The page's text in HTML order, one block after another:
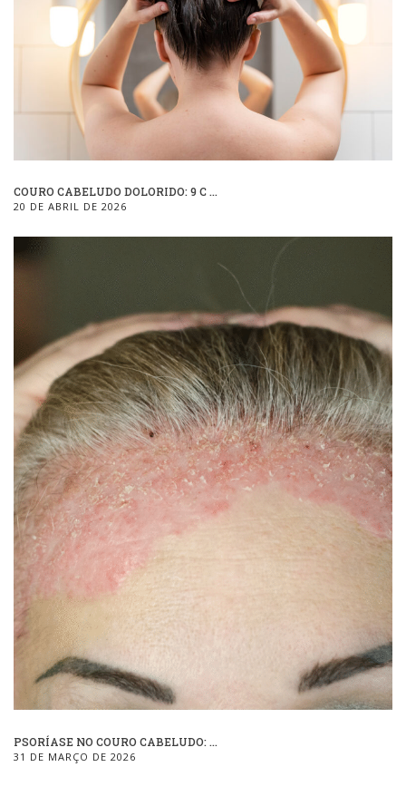
COURO CABELUDO DOLORIDO: 9 C ...
20 DE ABRIL DE 2026
PSORÍASE NO COURO CABELUDO: ...
31 DE MARÇO DE 2026